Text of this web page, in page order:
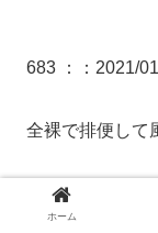
683 ： ：2021/
全裸で排便して
576 ： ：2021/
ホーム